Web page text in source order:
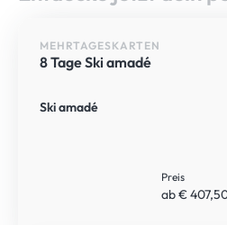
MEHRTAGESKARTEN
8 Tage Ski amadé
Ski amadé
Preis
ab €